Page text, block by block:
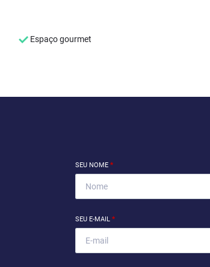
Espaço gourmet
SEU NOME *
SEU E-MAIL *